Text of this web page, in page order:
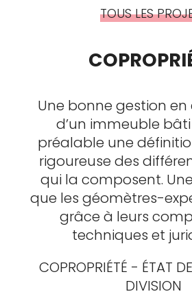
TOUS LES
Une bonne gestion
d’un immeuble
préalable une
rigoureuse des
qui la composent.
que les géomètres-
grâce à leurs
techniques et
COPROPRIÉTÉ - ÉTAT
DIVISION